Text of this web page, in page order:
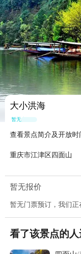
大小洪海
暂无点评
查看景点简介及开放时
重庆市江津区四面山
暂无报价
暂无门票预订，我们正
看了该景点的人
